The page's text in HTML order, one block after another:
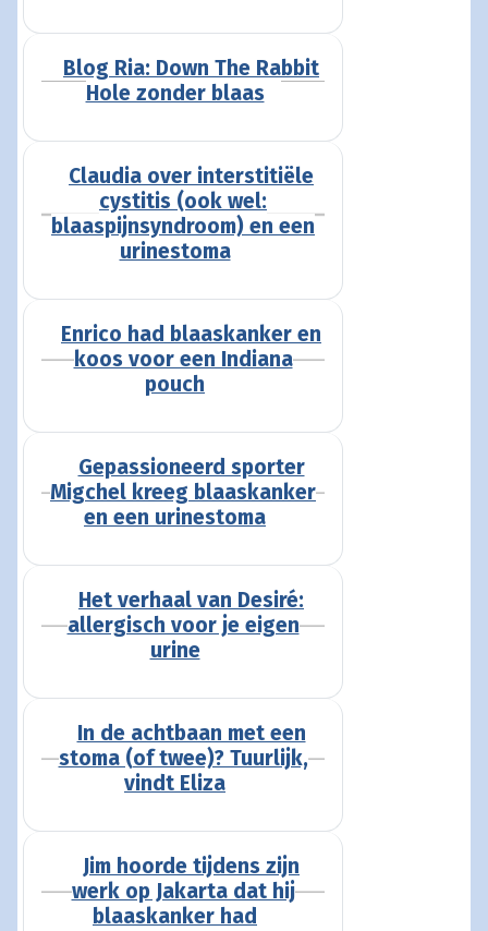
Blog Ria: Down The Rabbit
Hole zonder blaas
Claudia over interstitiële
cystitis (ook wel:
blaaspijnsyndroom) en een
urinestoma
Enrico had blaaskanker en
koos voor een Indiana
pouch
Gepassioneerd sporter
Migchel kreeg blaaskanker
en een urinestoma
Het verhaal van Desiré:
allergisch voor je eigen
urine
In de achtbaan met een
stoma (of twee)? Tuurlijk,
vindt Eliza
Jim hoorde tijdens zijn
werk op Jakarta dat hij
blaaskanker had